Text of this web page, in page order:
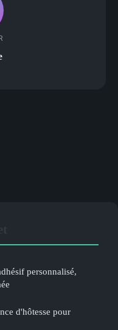
personnalisé,
d'hôtesse pour